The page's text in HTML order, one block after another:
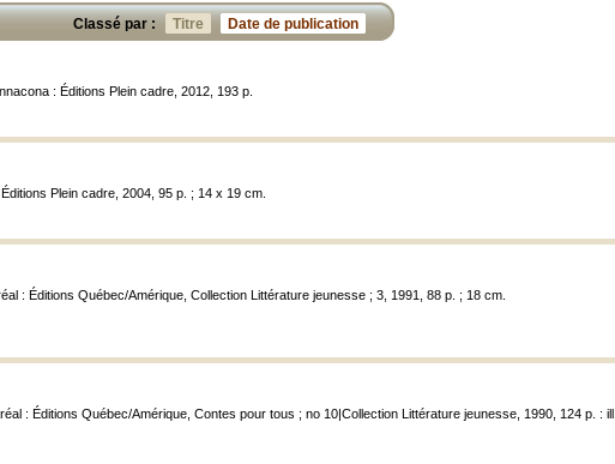
Classé par : Titre Date de publication
: Éditions Plein cadre, 2012, 193 p.
Éditions Plein cadre, 2004, 95 p. ; 14 x 19 cm.
: Éditions Québec/Amérique, Collection Littérature jeunesse ; 3, 1991, 88 p. ; 18 cm.
: Éditions Québec/Amérique, Contes pour tous ; no 10|Collection Littérature jeunesse, 1990, 124 p. : ill.